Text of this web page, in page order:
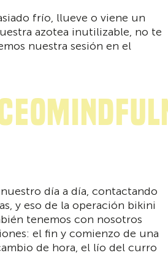
frío, llueve o viene un
azotea inutilizable, no te
nuestra sesión en el
día a día, contactando
y eso de la operación bikini
tenemos con nosotros
el fin y comienzo de una
de hora, el lío del curro